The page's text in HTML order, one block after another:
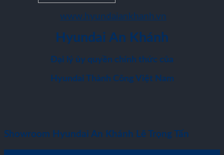
www.hyundaiankhanh.vn
Hyundai An Khánh
Đại lý ủy quyền chính thức của
Hyundai Thành Công Việt Nam
Showroom Hyundai An Khánh Lê Trọng Tấn